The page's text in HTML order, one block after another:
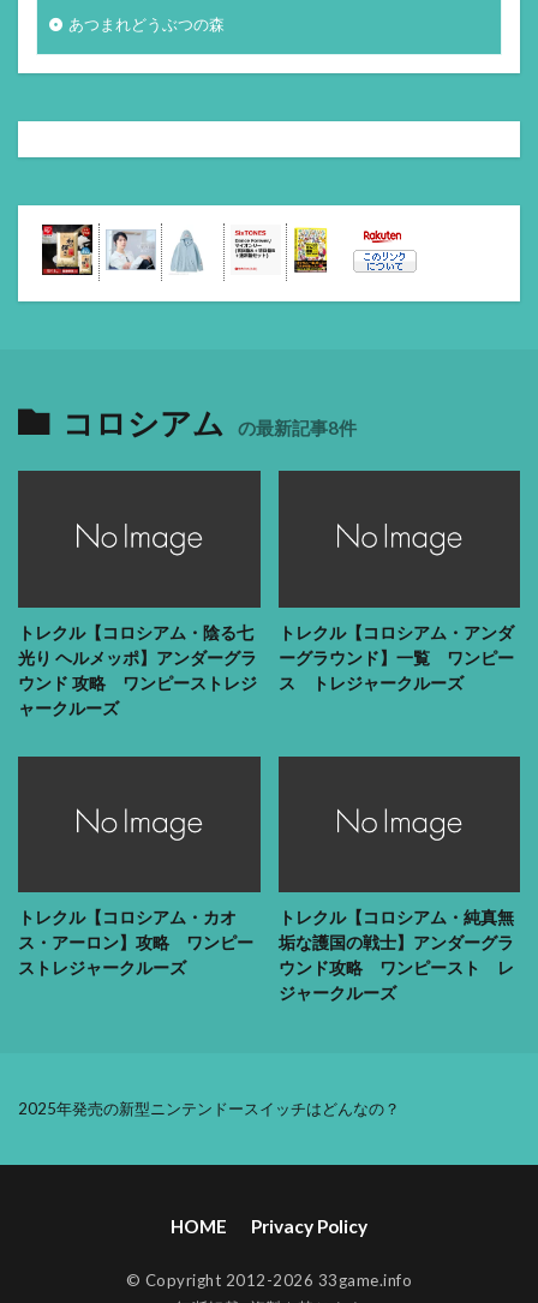
あつまれどうぶつの森
コロシアム の最新記事8件
トレクル【コロシアム・陰る七
光り ヘルメッポ】アンダーグラ
ウンド 攻略 ワンピーストレジ
ャークルーズ
トレクル【コロシアム・アンダ
ーグラウンド】一覧 ワンピー
ス トレジャークルーズ
トレクル【コロシアム・カオ
ス・アーロン】攻略 ワンピー
ストレジャークルーズ
トレクル【コロシアム・純真無
垢な護国の戦士】アンダーグラ
ウンド攻略 ワンピースト レ
ジャークルーズ
2025年発売の新型ニンテンドースイッチはどんなの？
HOME Privacy Policy
© Copyright 2012-2026 33game.info